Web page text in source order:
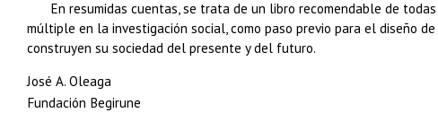
En resumidas cuentas, se trata de un libro recomendable de
múltiple en la investigación social, como paso previo para el diseño
construyen su sociedad del presente y del futuro.
José A. Oleaga
Fundación Begirune